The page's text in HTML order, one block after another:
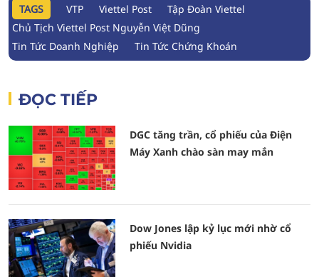
TAGS VTP Viettel Post
Tập Đoàn Viettel
Chủ Tịch Viettel Post Nguyễn Việt Dũng
Tin Tức Doanh Nghiệp
Tin Tức Chứng Khoán
ĐỌC TIẾP
DGC tăng trần, cổ phiếu của Điện
Máy Xanh chào sàn may mắn
Dow Jones lập kỷ lục mới nhờ cổ
phiếu Nvidia